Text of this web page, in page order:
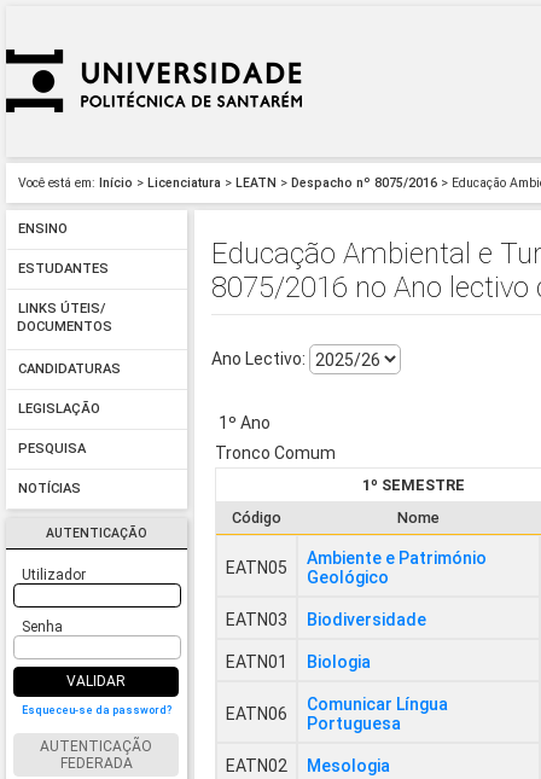
Você está em: Início > Licenciatura > LEATN > Despacho nº 8075/2016 > Educação
ENSINO
ESTUDANTES
LINKS ÚTEIS/
DOCUMENTOS
CANDIDATURAS
LEGISLAÇÃO
PESQUISA
NOTÍCIAS
AUTENTICAÇÃO
Utilizador
Senha
VALIDAR
Esqueceu-se da password?
AUTENTICAÇÃO
FEDERADA
Educação Ambiental e
8075/2016 no Ano lectivo
Ano Lectivo:
1º Ano
Tronco Comum
1º SEMESTRE
Código
Nome
EATN05
Ambiente e Património
Geológico
EATN03 Biodiversidade
EATN01 Biologia
EATN06
Comunicar Língua
Portuguesa
EATN02 Mesologia